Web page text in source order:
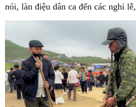
nói, làn điệu dân ca đến các nghi